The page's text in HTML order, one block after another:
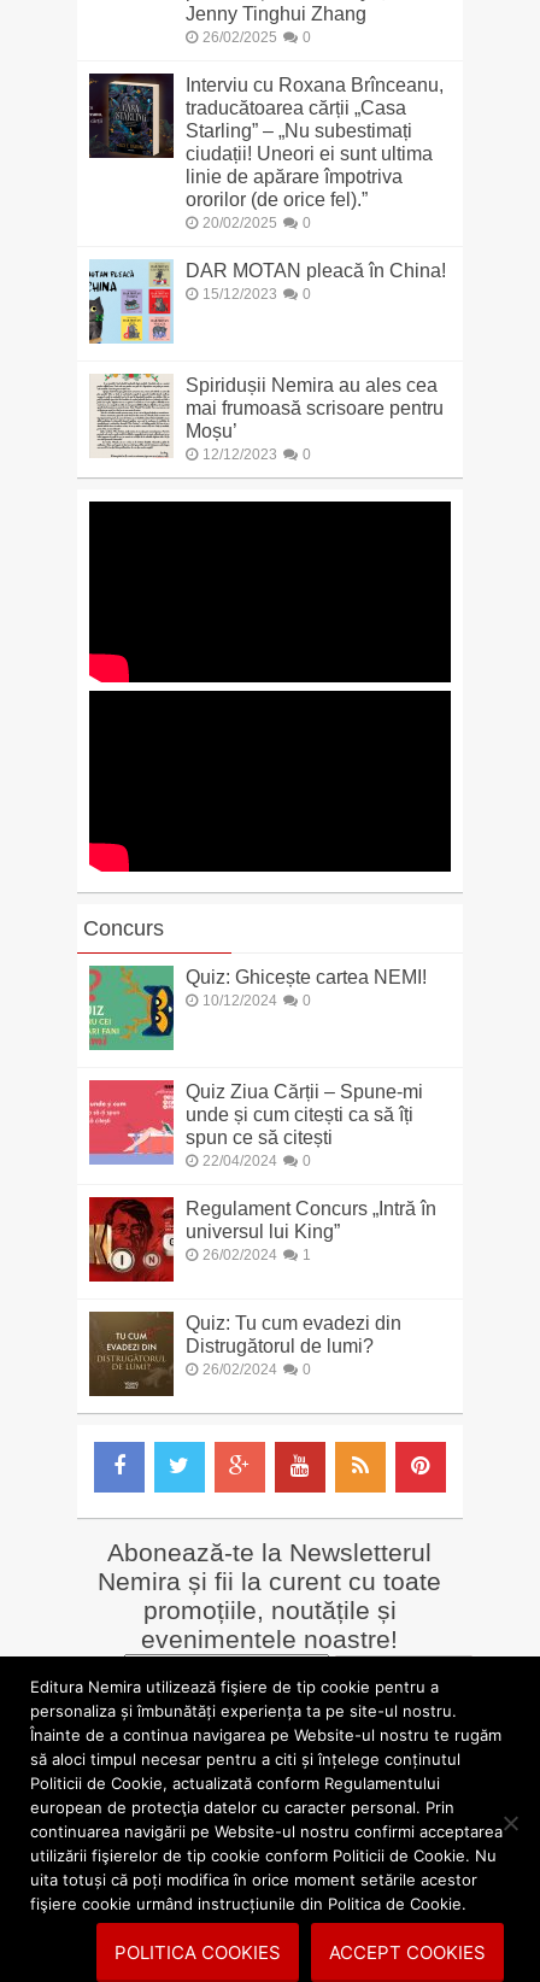
Jenny Tinghui Zhang
26/02/2025 0
Interviu cu Roxana Brînceanu,
traducătoarea cărții „Casa
Starling” – „Nu subestimați
ciudații! Uneori ei sunt ultima
linie de apărare împotriva
ororilor (de orice fel).”
20/02/2025 0
DAR MOTAN pleacă în China!
15/12/2023 0
Spiridușii Nemira au ales cea
mai frumoasă scrisoare pentru
Moșu’
12/12/2023 0
Concurs
Quiz: Ghicește cartea NEMI!
10/12/2024 0
Quiz Ziua Cărții – Spune-mi
unde și cum citești ca să îți
spun ce să citești
22/04/2024 0
Regulament Concurs „Intră în
universul lui King”
26/02/2024 1
Quiz: Tu cum evadezi din
Distrugătorul de lumi?
26/02/2024 0
Abonează-te la Newsletterul
Nemira și fii la curent cu toate
promoțiile, noutățile și
evenimentele noastre!
LIBRĂRII online
» Librăria Online Nemira
Nemi
Alte siteuri
»Nemira Media
»
Valentin Nicolau
blog.nemira.ro © 2026. Toate drepturile rezervate.
Politica de confidentialitate
Editura Nemira utilizează fişiere de tip cookie pentru a
personaliza și îmbunătăți experiența ta pe site-ul nostru.
Înainte de a continua navigarea pe Website-ul nostru te rugăm
să aloci timpul necesar pentru a citi și înțelege conținutul
Politicii de Cookie, actualizată conform Regulamentului
european de protecţia datelor cu caracter personal. Prin
continuarea navigării pe Website-ul nostru confirmi acceptarea
utilizării fişierelor de tip cookie conform Politicii de Cookie. Nu
uita totuși că poți modifica în orice moment setările acestor
fişiere cookie urmând instrucțiunile din Politica de Cookie.
ACCEPT COOKIES
POLITICA COOKIES